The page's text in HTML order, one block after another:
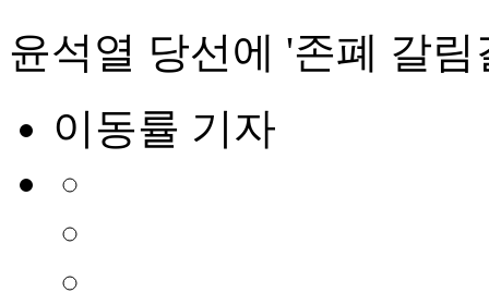
윤석열 당선에 '존폐 갈
이동률 기자